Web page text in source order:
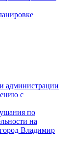
администрации
с
по
на
Владимир